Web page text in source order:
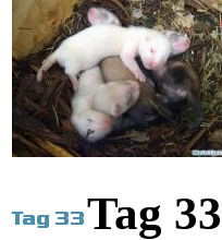
Tag 33